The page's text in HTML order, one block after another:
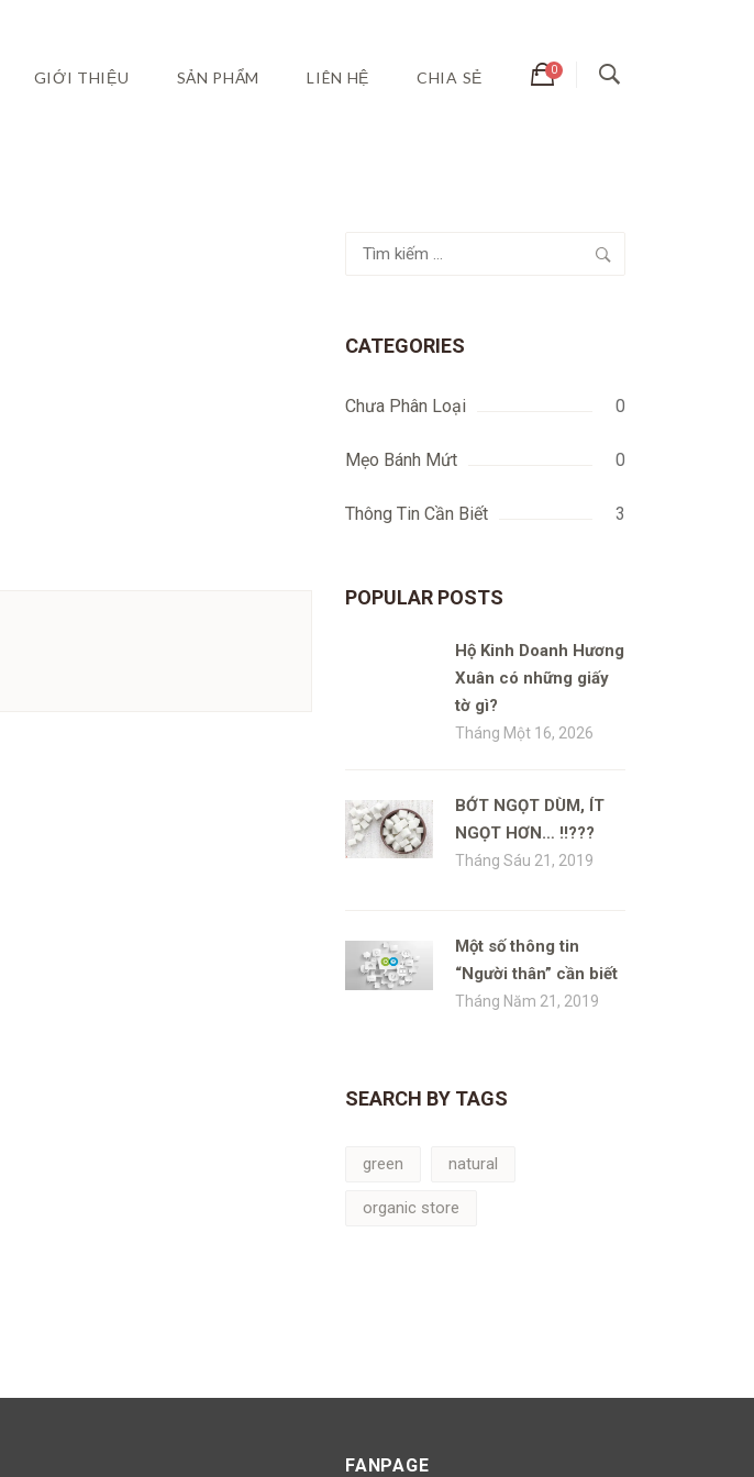
GIỚI THIỆU SẢN PHẨM LIÊN HỆ CHIA SẺ
Tìm
CATEGORIES
Chưa Phân Loại 0
Mẹo Bánh Mứt 0
Thông Tin Cần Biết 3
POPULAR POSTS
Hộ Kinh Doanh Hương
Xuân có những giấy
tờ gì?
Tháng Một 16, 2026
BỚT NGỌT DÙM, ÍT
NGỌT HƠN… !!???
Tháng Sáu 21, 2019
Một số thông tin
“Người thân” cần biết
Tháng Năm 21, 2019
SEARCH BY TAGS
green natural
organic store
FANPAGE